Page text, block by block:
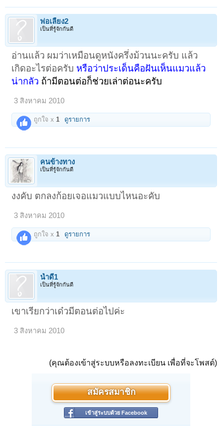
พ่อเลี้ยง2
เป็นที่รู้จักกันดี
อ่านแล้ว ผมว่าเหมือนดูหนังครึ่งม้วนนะครับ แล้ว
เกิดอะไรต่อครับ หรือว่าประเด็นคือฝันเห็นแมวแล้ว
น่ากลัว ถ้ามีตอนต่อก็ช่วยเล่าต่อนะครับ
3 สิงหาคม 2010
ถูกใจ x 1 ดูรายการ
คนข้างทาง
เป็นที่รู้จักกันดี
งงคับ ตกลงก้อยเจอแมวแบบไหนอะคับ
3 สิงหาคม 2010
ถูกใจ x1 ดูรายการ
น้ำดี1
เป็นที่รู้จักกันดี
เขาเรียกว่าเด๋วมีตอนต่อไปค่ะ
3 สิงหาคม 2010
(คุณต้องเข้าสู่ระบบหรือลงทะเบียน เพื่อที่จะโพสต์)
สมัครสมาชิก
เข้าสู่ระบบด้วย Facebook